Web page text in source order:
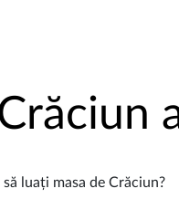
luați masa de Crăciun?